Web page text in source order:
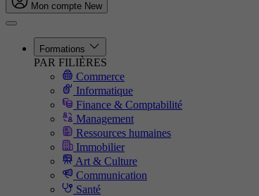
Mon compte New
Formations
PAR FILIÈRES
Commerce
Informatique
Finance & Comptabilité
Management
Ressources humaines
Immobilier
Art & Culture
Communication
Santé